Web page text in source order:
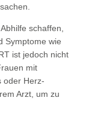
schaffen,
Symptome wie
ist jedoch nicht
mit
oder Herz-
Arzt, um zu